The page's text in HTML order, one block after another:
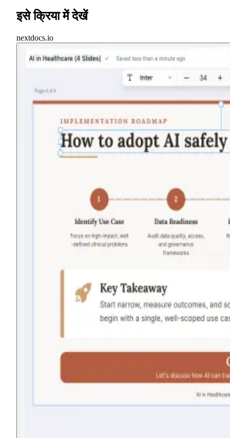
इसे क्रिया में देखें
nextdocs.io